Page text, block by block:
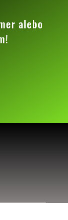
alebo